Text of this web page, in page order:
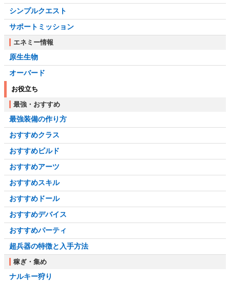
シンプルクエスト
サポートミッション
エネミー情報
原生生物
オーバード
お役立ち
最強・おすすめ
最強装備の作り方
おすすめクラス
おすすめビルド
おすすめアーツ
おすすめスキル
おすすめドール
おすすめデバイス
おすすめパーティ
超兵器の特徴と入手方法
稼ぎ・集め
ナルキー狩り